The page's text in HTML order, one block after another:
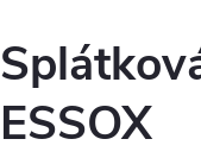
ESSOX